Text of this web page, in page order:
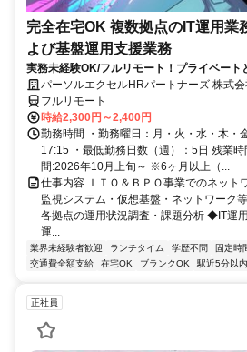
完全在宅OK 複数拠点のIT運用業
よび基盤運用支援業務
実務未経験OK/フルリモート！プライベー
ちょっと♪
パーソルエクセルHRパートナーズ 株式会
フルリモート
時給2,300円～2,400円
勤務時間 ・勤務曜日：月・火・水・木・
17:15 ・最低勤務日数（週）：5日 残業
間:2026年10月上旬～ ※6ヶ月以上（...
仕事内容 ＩＴＯ＆ＢＰＯ事業でのネット
監視システム・仮想基盤・ネットワーク
各拠点の運用状況調査・課題分析 ◆IT運
運...
業界未経験者歓迎 ランチタイム 学歴不問 固定時
交通費全額支給
在宅OK ブランクOK 駅近5分以内
正社員